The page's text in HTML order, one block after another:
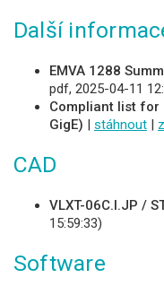
Další
EMVA 1288
pdf, 2025-04-11
Compliant list for
GigE) | stáhnout |
CAD
VLXT-06C.I.JP /
15:59:33)
Software